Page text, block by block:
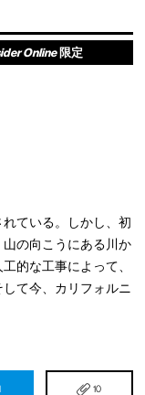
Online限定
ている。しかし、初
の向こうにある川か
的な工事によって、
て今、カリフォルニ
10